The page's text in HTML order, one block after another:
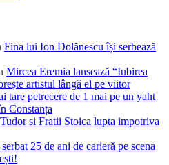
Fina lui Ion Dolănescu își serbează
Mircea Eremia lansează “Iubirea
artistul lângă el pe viitor
tare petrecere de 1 mai pe un yaht
Constanța
si Fratii Stoica lupta impotriva
25 de ani de carieră pe scena